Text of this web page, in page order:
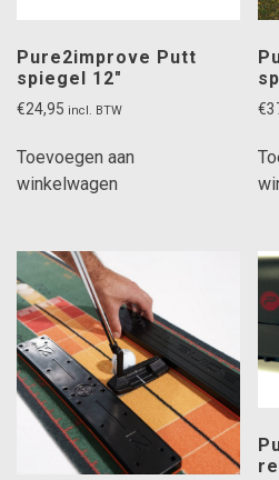
Pure2improve Putt
spiegel 12″
€24,95 incl. BTW
Toevoegen aan
winkelwagen
€